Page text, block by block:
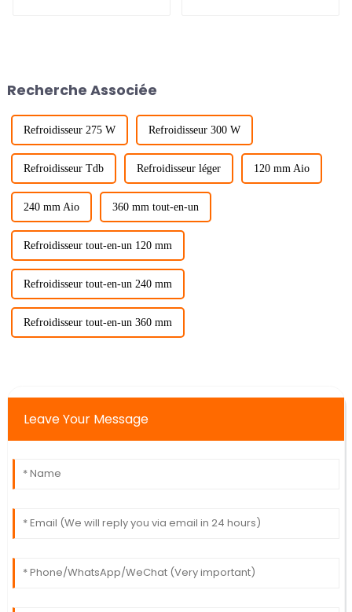
Recherche Associée
Refroidisseur 275 W Refroidisseur 300 W
Refroidisseur Tdb Refroidisseur léger 120 mm Aio
240 mm Aio 360 mm tout-en-un
Refroidisseur tout-en-un 120 mm
Refroidisseur tout-en-un 240 mm
Refroidisseur tout-en-un 360 mm
Leave Your Message